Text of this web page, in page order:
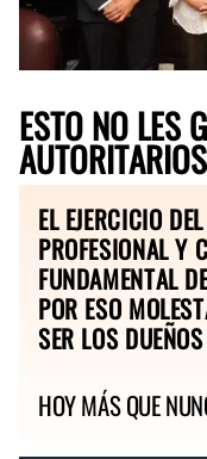
ESTO NO LES
AUTORITARIOS
EL EJERCICIO
PROFESIONAL Y
FUNDAMENTAL
POR ESO
SER LOS
HOY MÁS QUE